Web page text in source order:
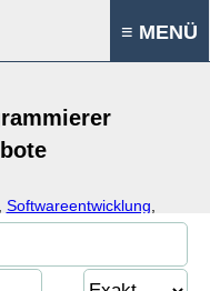
≡ MENÜ
Softwareentwicklung